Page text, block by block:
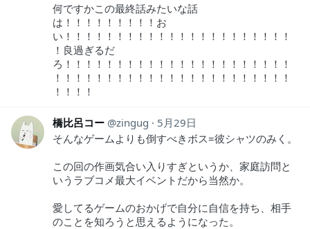
何ですかこの最終話みたいな話
は！！！！！！！！！お
い！！！！！！！！！！！！！！！！！！！！！！
！良過ぎるだ
ろ！！！！！！！！！！！！！！！！！！！！！！
！！！！！！！！！！！！！！！！！！！！！！！
！！！！
橋比呂コー zingug
5月29日
そんなゲームよりも倒すべきボス=彼シャツのみく。
この回の作画気合い入りすぎというか、家庭訪問と
いうラブコメ最大イベントだから当然か。
愛してるゲームのおかげで自分に自信を持ち、相手
のことを知ろうと思えるようになった。